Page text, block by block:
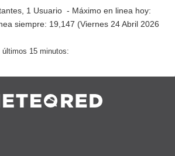
1 Usuario - Máximo en linea hoy:
siempre: 19,147 (Viernes 24 Abril 2026
15 minutos: